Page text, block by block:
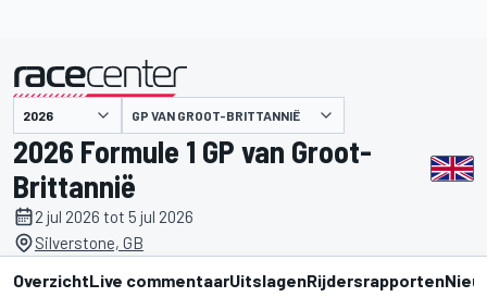
gepresenteerd door GP VAN GROOT-BRITTANNIË
2026 Formule 1 GP van Groot-
Brittannië
2 jul 2026 tot 5 jul 2026
Silverstone, GB
OverzichtLive commentaarUitslagenRijdersrapporten